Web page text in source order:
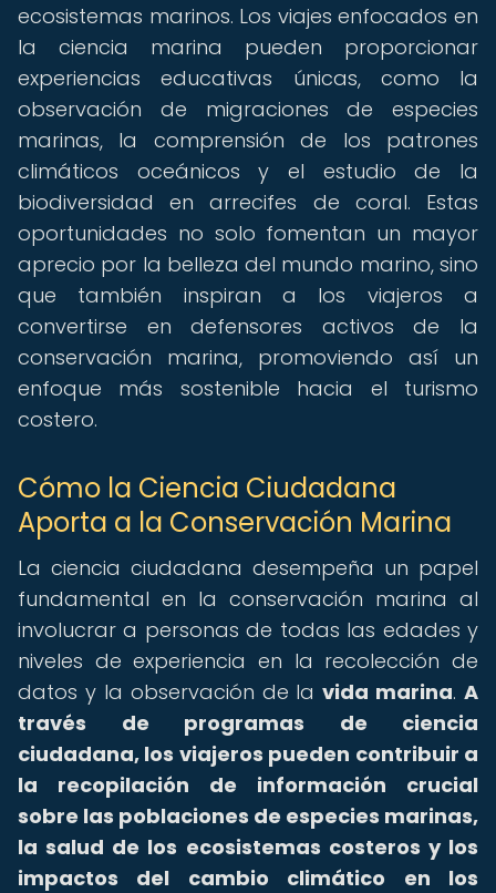
ecosistemas marinos. Los viajes enfocados en
la ciencia marina pueden proporcionar
experiencias educativas únicas, como la
observación de migraciones de especies
marinas, la comprensión de los patrones
climáticos oceánicos y el estudio de la
biodiversidad en arrecifes de coral. Estas
oportunidades no solo fomentan un mayor
aprecio por la belleza del mundo marino, sino
que también inspiran a los viajeros a
convertirse en defensores activos de la
conservación marina, promoviendo así un
enfoque más sostenible hacia el turismo
costero.
Cómo la Ciencia Ciudadana
Aporta a la Conservación Marina
La ciencia ciudadana desempeña un papel
fundamental en la conservación marina al
involucrar a personas de todas las edades y
niveles de experiencia en la recolección de
datos y la observación de lavida marina. A
través de programas de ciencia
ciudadana, los viajeros pueden contribuir a
la recopilación de información crucial
sobre las poblaciones de especies marinas,
la salud de los ecosistemas costeros y los
impactos del cambio climático en los